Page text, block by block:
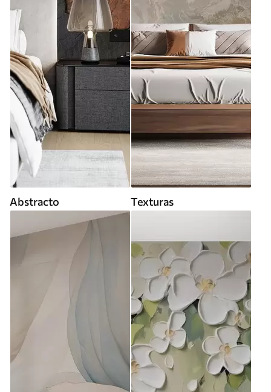
Abstracto Texturas